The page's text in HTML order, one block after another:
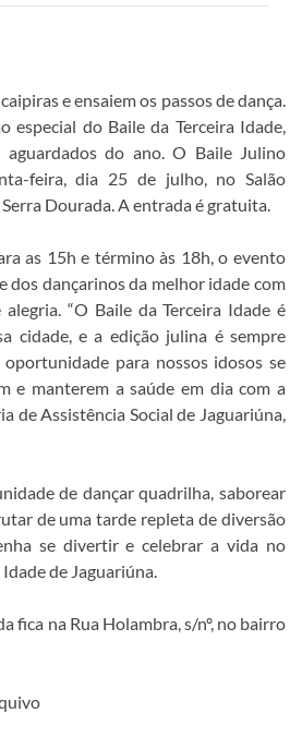
e ensaiem os passos de dança.
especial do Baile da Terceira Idade,
do ano. O Baile Julino
feira, dia 25 de julho, no Salão
Dourada. A entrada é gratuita.
as 15h e término às 18h, o evento
dos dançarinos da melhor idade com
“O Baile da Terceira Idade é
cidade, e a edição julina é sempre
para nossos idosos se
e manterem a saúde em dia com a
de Assistência Social de Jaguariúna,
de dançar quadrilha, saborear
de uma tarde repleta de diversão
se divertir e celebrar a vida no
de Jaguariúna.
fica na Rua Holambra, s/nº, no bairro